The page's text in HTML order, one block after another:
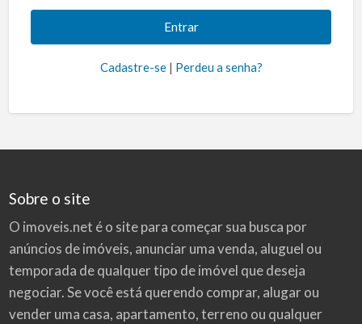
Cadastre-se| Perdeu a senha?
Sobre o site
O imoveis.net é o site para começar sua busca por
anúncios de imóveis, anunciar uma venda, aluguel ou
temporada de qualquer tipo de imóvel que deseja
negociar. Se você está querendo comprar, alugar ou
vender uma casa, apartamento, terreno ou qualquer